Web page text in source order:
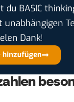
BASIC
Dank!
hinzufügen